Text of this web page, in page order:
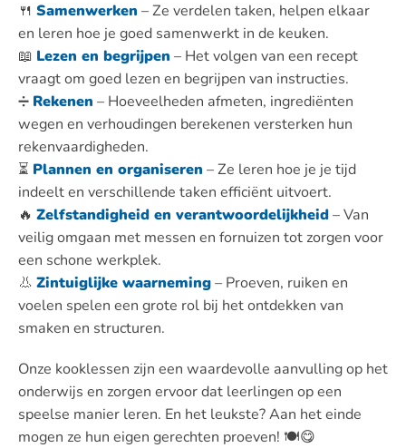
🍴 Samenwerken – Ze verdelen taken, helpen elkaar
en leren hoe je goed samenwerkt in de keuken.
📖 Lezen en begrijpen – Het volgen van een recept
vraagt om goed lezen en begrijpen van instructies.
➗ Rekenen – Hoeveelheden afmeten, ingrediënten
wegen en verhoudingen berekenen versterken hun
rekenvaardigheden.
⏳ Plannen en organiseren – Ze leren hoe je je tijd
indeelt en verschillende taken efficiënt uitvoert.
🔥 Zelfstandigheid en verantwoordelijkheid– Van
veilig omgaan met messen en fornuizen tot zorgen voor
een schone werkplek.
👃 Zintuiglijke waarneming– Proeven, ruiken en
voelen spelen een grote rol bij het ontdekken van
smaken en structuren.
Onze kooklessen zijn een waardevolle aanvulling op het
onderwijs en zorgen ervoor dat leerlingen op een
speelse manier leren. En het leukste? Aan het einde
mogen ze hun eigen gerechten proeven! 🍽️😋